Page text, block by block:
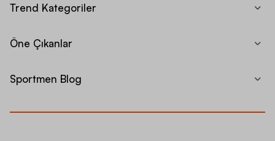
Trend Kategoriler
Öne Çıkanlar
Sportmen Blog